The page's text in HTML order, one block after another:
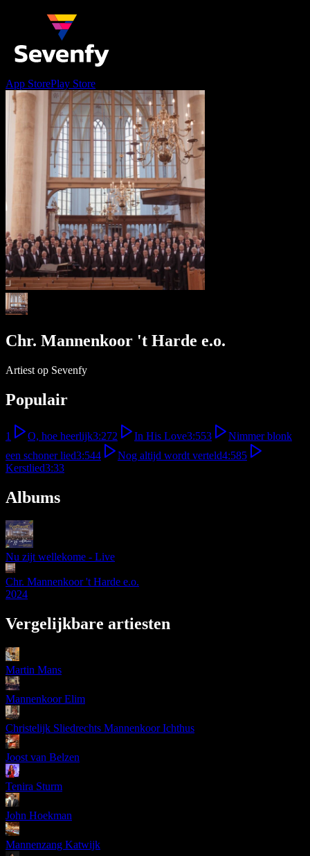
App StorePlay Store
Chr. Mannenkoor 't Harde e.o.
Artiest op Sevenfy
Populair
1 O, hoe heerlijk3:272 In His Love3:553
Nimmer blonk
een schoner lied3:544 Nog altijd wordt verteld4:585
Kerstlied3:33
Albums
Nu zijt wellekome - Live
Chr. Mannenkoor 't Harde e.o.
2024
Vergelijkbare artiesten
Martin Mans
Mannenkoor Elim
Christelijk Sliedrechts Mannenkoor Ichthus
Joost van Belzen
Tenira Sturm
John Hoekman
Mannenzang Katwijk